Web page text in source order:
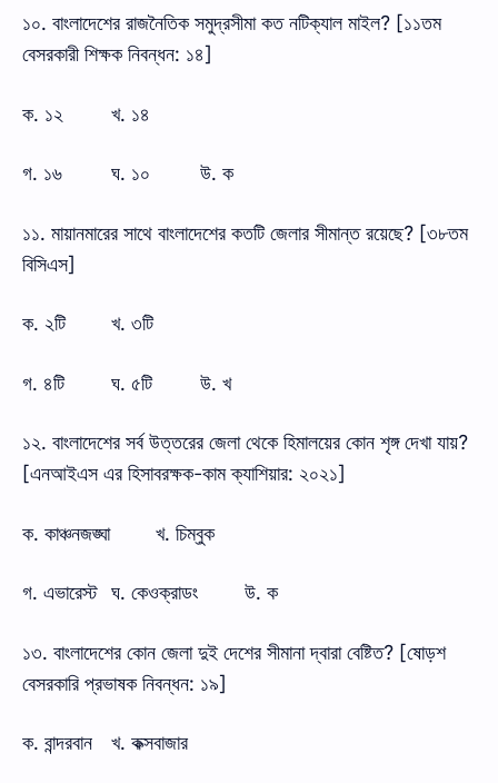
১০. বাংলাদেশের রাজনৈতিক সমুদ্রসীমা কত নটিক্যাল মাইল? [১১তম
বেসরকারী শিক্ষক নিবন্ধন: ১৪]
ক. ১২ খ. ১৪
গ. ১৬ ঘ. ১০ উ. ক
১১. মায়ানমারের সাথে বাংলাদেশের কতটি জেলার সীমান্ত রয়েছে? [৩৮তম
বিসিএস]
ক. ২টি খ. ৩টি
গ. ৪টি ঘ. ৫টি উ. খ
১২. বাংলাদেশের সর্ব উত্তরের জেলা থেকে হিমালয়ের কোন শৃঙ্গ দেখা যায়?
[এনআইএস এর হিসাবরক্ষক-কাম ক্যাশিয়ার: ২০২১]
ক. কাঞ্চনজঙ্ঘা খ. চিম্বুক
গ. এভারেস্ট ঘ. কেওক্রাডং উ. ক
১৩. বাংলাদেশের কোন জেলা দুই দেশের সীমানা দ্বারা বেষ্টিত? [ষোড়শ
বেসরকারি প্রভাষক নিবন্ধন: ১৯]
ক. বান্দরবান খ. কক্সবাজার